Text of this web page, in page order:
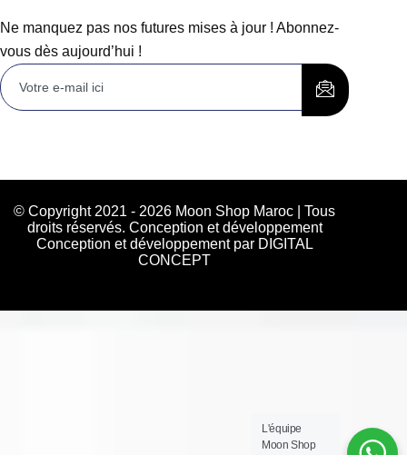
Ne manquez pas nos futures mises à jour ! Abonnez-
vous dès aujourd’hui !
© Copyright 2021 - 2026 Moon Shop Maroc | Tous
droits réservés. Conception et développement
Conception et développement par DIGITAL
CONCEPT
L'équipe
Moon Shop